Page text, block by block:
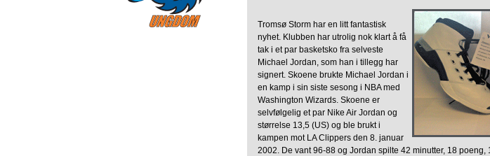
Tromsø Storm har en litt fantastisk
nyhet. Klubben har utrolig nok klart å få
tak i et par basketsko fra selveste
Michael Jordan, som han i tillegg har
signert. Skoene brukte Michael Jordan i
en kamp i sin siste sesong i NBA med
Washington Wizards. Skoene er
selvfølgelig et par Nike Air Jordan og
størrelse 13,5 (US) og ble brukt i
kampen mot LA Clippers den 8. januar
2002. De vant 96-88 og Jordan spilte 42 minutter, 18 poeng,